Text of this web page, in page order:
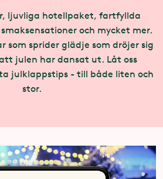
ljuvliga hotellpaket, fartfyllda
och mycket mer.
som sprider glädje som dröjer sig
julen har dansat ut. Låt oss
julklappstips - till både liten och
stor.